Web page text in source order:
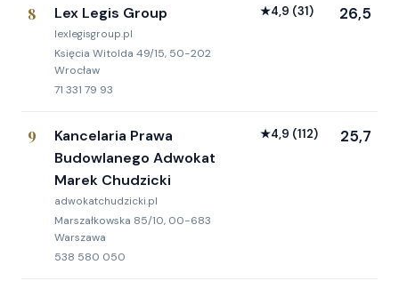
8 Lex Legis Group
lexlegisgroup.pl
Księcia Witolda 49/15, 50-202
Wrocław
71 331 79 93
★4,9 (31) 26,5
9
Kancelaria Prawa
Budowlanego Adwokat
Marek Chudzicki
adwokatchudzicki.pl
Marszałkowska 85/10, 00-683
Warszawa
538 580 050
★4,9 (112) 25,7